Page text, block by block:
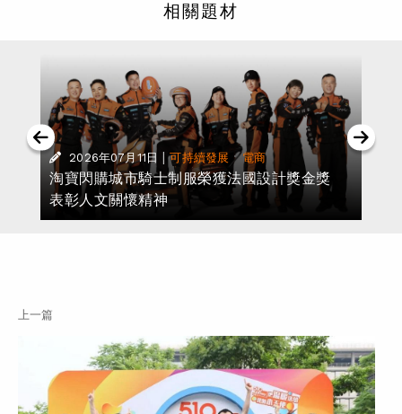
相關題材
2026年07月11日 | 可持續發展 ·電商
淘寶閃購城市騎士制服榮獲法國設計獎金獎
表彰人文關懷精神
上一篇